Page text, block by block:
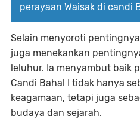
perayaan Waisak di candi
Selain menyoroti
juga menekankan
leluhur. Ia menyambut baik
Candi Bahal I tidak hanya
keagamaan, tetapi juga
budaya dan sejarah.⁣